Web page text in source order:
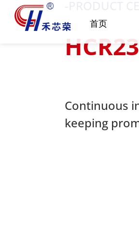
首页
Continuous
keeping